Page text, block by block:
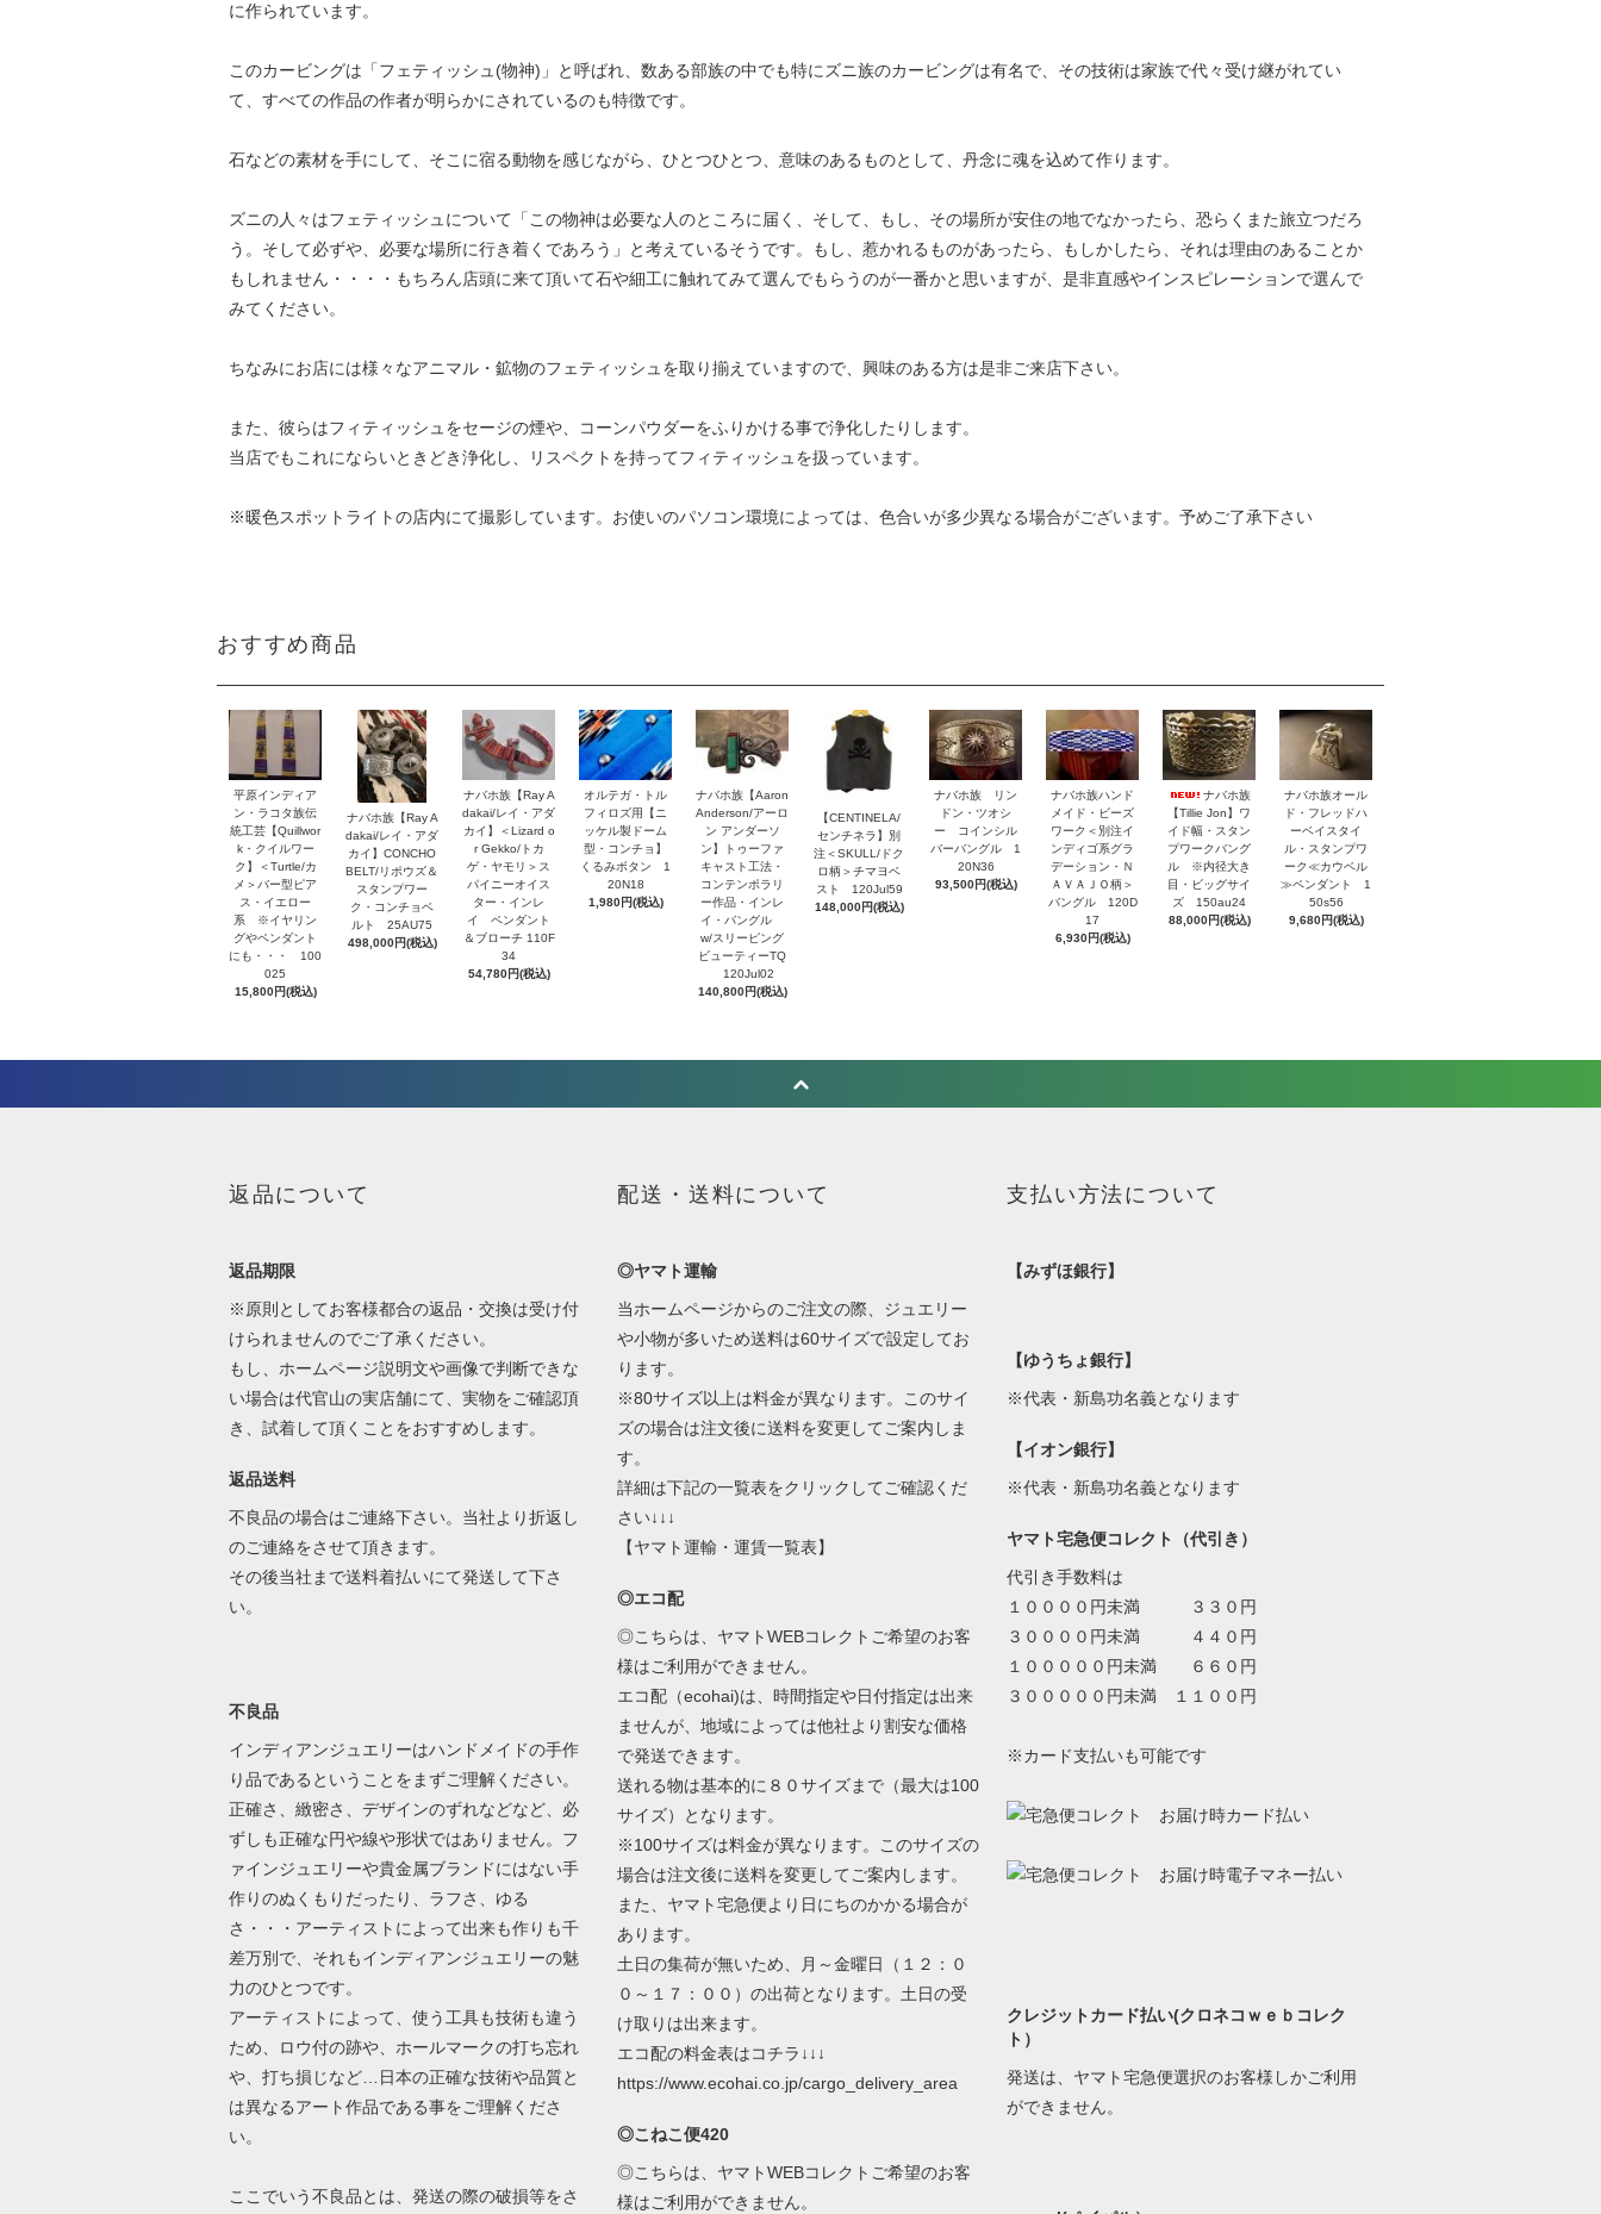
に作られています。
このカービングは「フェティッシュ(物神)」と呼ばれ、数ある部族の中でも特にズニ族のカービングは有名で、その技術は家族で代々受け継がれてい
て、すべての作品の作者が明らかにされているのも特徴です。
石などの素材を手にして、そこに宿る動物を感じながら、ひとつひとつ、意味のあるものとして、丹念に魂を込めて作ります。
ズニの人々はフェティッシュについて「この物神は必要な人のところに届く、そして、もし、その場所が安住の地でなかったら、恐らくまた旅立つだろ
う。そして必ずや、必要な場所に行き着くであろう」と考えているそうです。もし、惹かれるものがあったら、もしかしたら、それは理由のあることか
もしれません・・・・もちろん店頭に来て頂いて石や細工に触れてみて選んでもらうのが一番かと思いますが、是非直感やインスピレーションで選んで
みてください。
ちなみにお店には様々なアニマル・鉱物のフェティッシュを取り揃えていますので、興味のある方は是非ご来店下さい。
また、彼らはフィティッシュをセージの煙や、コーンパウダーをふりかける事で浄化したりします。
当店でもこれにならいときどき浄化し、リスペクトを持ってフィティッシュを扱っています。
※暖色スポットライトの店内にて撮影しています。お使いのパソコン環境によっては、色合いが多少異なる場合がございます。予めご了承下さい
おすすめ商品
平原インディア
ン・ラコタ族伝
統工芸【Quillwor
k・クイルワー
ク】＜Turtle/カ
メ＞バー型ピア
ス・イエロー
系 ※イヤリン
グやペンダント
にも・・・ 100
025
15,800円(税込)
ナバホ族【Ray A
dakai/レイ・アダ
カイ】CONCHO
BELT/リポウズ＆
スタンプワー
ク・コンチョベ
ルト 25AU75
498,000円(税込)
ナバホ族【Ray A
dakai/レイ・アダ
カイ】＜Lizard o
r Gekko/トカ
ゲ・ヤモリ＞ス
パイニーオイス
ター・インレ
イ ペンダント
＆ブローチ 110F
34
54,780円(税込)
オルテガ・トル
フィロズ用【ニ
ッケル製ドーム
型・コンチョ】
くるみボタン 1
20N18
1,980円(税込)
ナバホ族【Aaron
Anderson/アーロ
ン アンダーソ
ン】トゥーファ
キャスト工法・
コンテンポラリ
ー作品・インレ
イ・バングル
w/スリーピング
ビューティーTQ
120Jul02
140,800円(税込)
【CENTINELA/
センチネラ】別
注＜SKULL/ドク
ロ柄＞チマヨベ
スト 120Jul59
148,000円(税込)
ナバホ族 リン
ドン・ツオシ
ー コインシル
バーバングル 1
20N36
93,500円(税込)
ナバホ族ハンド
メイド・ビーズ
ワーク＜別注イ
ンディゴ系グラ
デーション・Ｎ
ＡＶＡＪＯ柄＞
バングル 120D
17
6,930円(税込)
ナバホ族
【Tillie Jon】ワ
イド幅・スタン
プワークバング
ル ※内径大き
目・ビッグサイ
ズ 150au24
88,000円(税込)
ナバホ族オール
ド・フレッドハ
ーベイスタイ
ル・スタンプワ
ーク≪カウベル
≫ペンダント 1
50s56
9,680円(税込)
返品について
返品期限
※原則としてお客様都合の返品・交換は受け付
けられませんのでご了承ください。
もし、ホームページ説明文や画像で判断できな
い場合は代官山の実店舗にて、実物をご確認頂
き、試着して頂くことをおすすめします。
返品送料
不良品の場合はご連絡下さい。当社より折返し
のご連絡をさせて頂きます。
その後当社まで送料着払いにて発送して下さ
い。
不良品
インディアンジュエリーはハンドメイドの手作
り品であるということをまずご理解ください。
正確さ、緻密さ、デザインのずれなどなど、必
ずしも正確な円や線や形状ではありません。フ
ァインジュエリーや貴金属ブランドにはない手
作りのぬくもりだったり、ラフさ、ゆる
さ・・・アーティストによって出来も作りも千
差万別で、それもインディアンジュエリーの魅
力のひとつです。
アーティストによって、使う工具も技術も違う
ため、ロウ付の跡や、ホールマークの打ち忘れ
や、打ち損じなど…日本の正確な技術や品質と
は異なるアート作品である事をご理解くださ
い。
ここでいう不良品とは、発送の際の破損等をさ
配送・送料について
◎ヤマト運輸
当ホームページからのご注文の際、ジュエリー
や小物が多いため送料は60サイズで設定してお
ります。
※80サイズ以上は料金が異なります。このサイ
ズの場合は注文後に送料を変更してご案内しま
す。
詳細は下記の一覧表をクリックしてご確認くだ
さい↓↓↓
【ヤマト運輸・運賃一覧表】
◎エコ配
◎こちらは、ヤマトWEBコレクトご希望のお客
様はご利用ができません。
エコ配（ecohai)は、時間指定や日付指定は出来
ませんが、地域によっては他社より割安な価格
で発送できます。
送れる物は基本的に８０サイズまで（最大は100
サイズ）となります。
※100サイズは料金が異なります。このサイズの
場合は注文後に送料を変更してご案内します。
また、ヤマト宅急便より日にちのかかる場合が
あります。
土日の集荷が無いため、月～金曜日（１２：０
０～１７：００）の出荷となります。土日の受
け取りは出来ます。
エコ配の料金表はコチラ↓↓↓
https://www.ecohai.co.jp/cargo_delivery_area
◎こねこ便420
◎こちらは、ヤマトWEBコレクトご希望のお客
様はご利用ができません。
支払い方法について
【みずほ銀行】
【ゆうちょ銀行】
※代表・新島功名義となります
【イオン銀行】
※代表・新島功名義となります
ヤマト宅急便コレクト（代引き）
代引き手数料は
１００００円未満 ３３０円
３００００円未満 ４４０円
１０００００円未満 ６６０円
３０００００円未満 １１００円
※カード支払いも可能です
クレジットカード払い(クロネコｗｅｂコレク
ト）
発送は、ヤマト宅急便選択のお客様しかご利用
ができません。